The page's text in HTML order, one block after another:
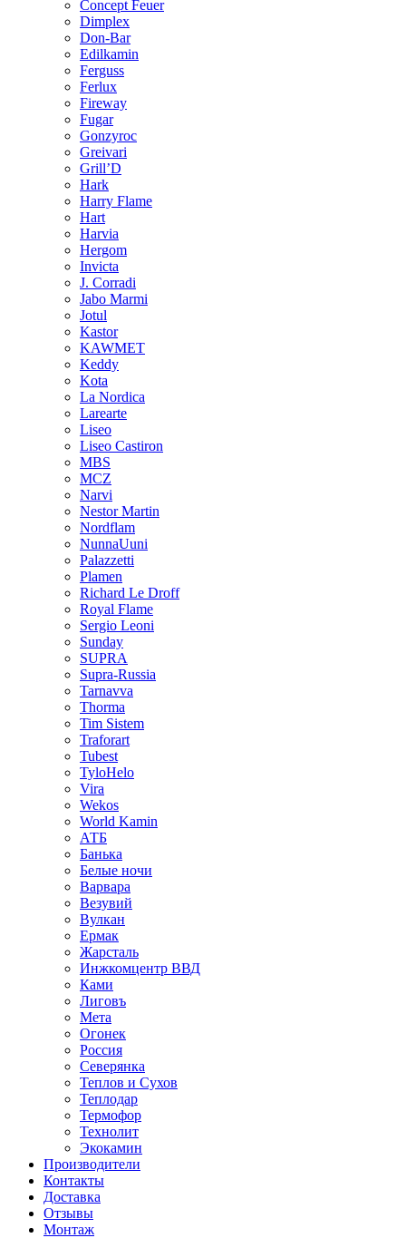
Concept Feuer
Dimplex
Don-Bar
Edilkamin
Ferguss
Ferlux
Fireway
Fugar
Gonzyroc
Greivari
Grill’D
Hark
Harry Flame
Hart
Harvia
Hergom
Invicta
J. Corradi
Jabo Marmi
Jotul
Kastor
KAWMET
Keddy
Kota
La Nordica
Larearte
Liseo
Liseo Castiron
MBS
MCZ
Narvi
Nestor Martin
Nordflam
NunnaUuni
Palazzetti
Plamen
Richard Le Droff
Royal Flame
Sergio Leoni
Sunday
SUPRA
Supra-Russia
Tarnavva
Thorma
Tim Sistem
Traforart
Tubest
TyloHelo
Vira
Wekos
World Kamin
АТБ
Банька
Белые ночи
Варвара
Везувий
Вулкан
Ермак
Жарсталь
Инжкомцентр ВВД
Ками
Лиговъ
Мета
Огонек
Россия
Северянка
Теплов и Сухов
Теплодар
Термофор
Технолит
Экокамин
Производители
Контакты
Доставка
Отзывы
Монтаж